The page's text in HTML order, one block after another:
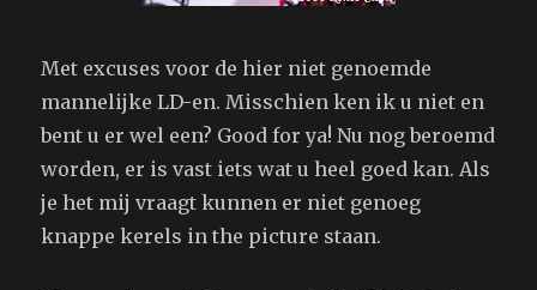
Met excuses voor de hier niet genoemde
mannelijke LD-en. Misschien ken ik u niet en
bent u er wel een? Good for ya! Nu nog beroemd
worden, er is vast iets wat u heel goed kan. Als
je het mij vraagt kunnen er niet genoeg
knappe kerels in the picture staan.